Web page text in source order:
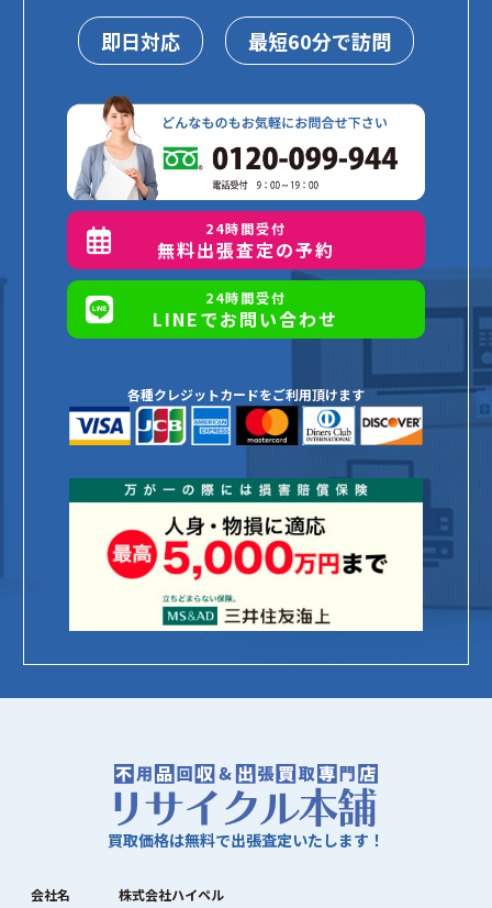
即日対応
最短60分で訪問
24時間受付
無料出張査定の予約
24時間受付
LINEでお問い合わせ
各種クレジットカードをご利用頂けます
買取価格は無料で出張査定いたします！
会社名
株式会社ハイペル